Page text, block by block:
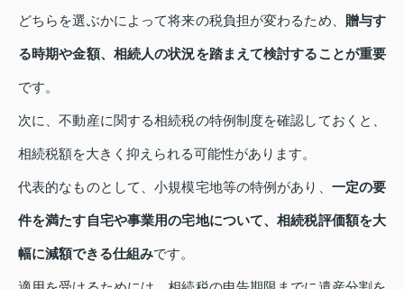
どちらを選ぶかによって将来の税負担が変わるため、 贈与す
る時期や金額、相続人の状況を踏まえて検討することが重要
です。
次に、不動産に関する相続税の特例制度を確認しておくと、
相続税額を大きく抑えられる可能性があります。
代表的なものとして、小規模宅地等の特例があり、 一定の要
件を満たす自宅や事業用の宅地について、相続税評価額を大
幅に減額できる仕組みです。